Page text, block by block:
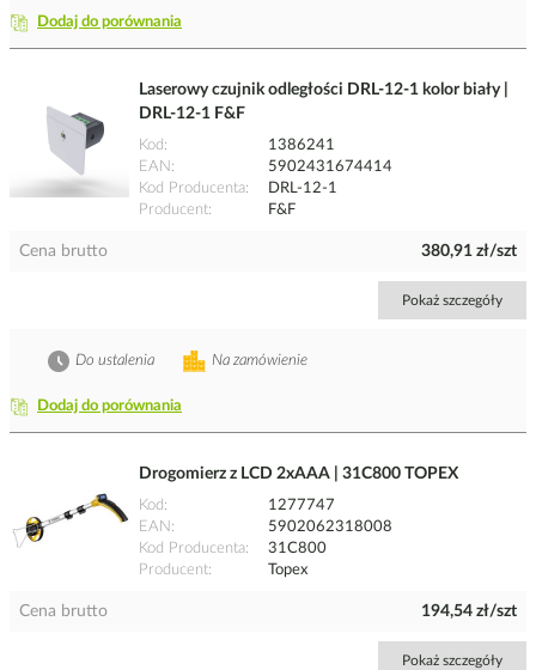
Dodaj do porównania
Laserowy czujnik odległości DRL-12-1 kolor biały |
DRL-12-1 F&F
Kod
1386241
EAN
5902431674414
Kod Producenta
DRL-12-1
Producent
F&F
Cena brutto 380,91 zł/szt
Pokaż szczegóły
Dodaj do porównania
Na zamówienie
Do ustalenia
Drogomierz z LCD 2xAAA | 31C800 TOPEX
Kod
1277747
EAN
5902062318008
Kod Producenta
31C800
Producent
Topex
Cena brutto 194,54 zł/szt
Pokaż szczegóły